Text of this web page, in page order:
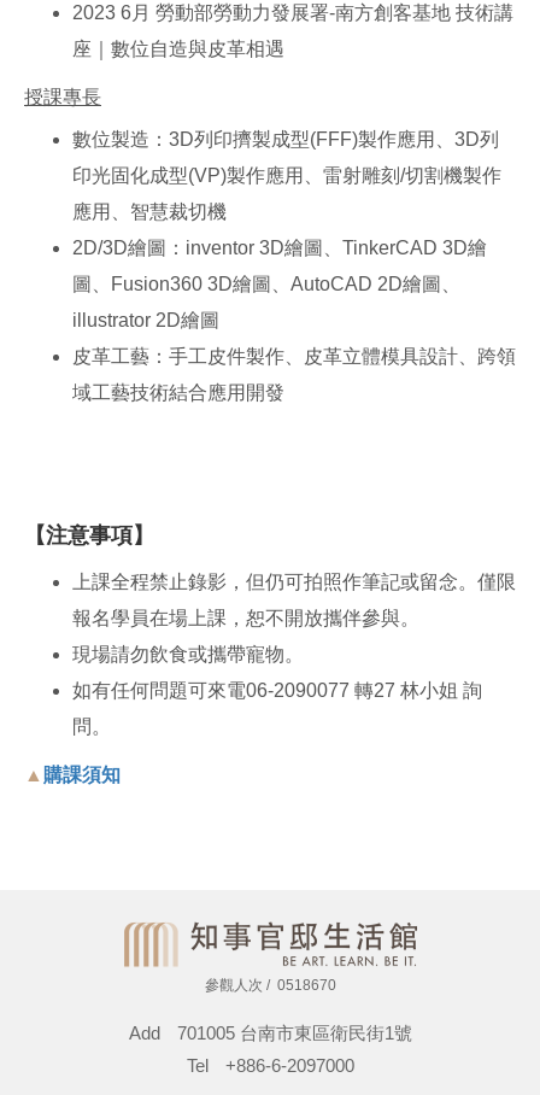
2023 6月 勞動部勞動力發展署-南方創客基地 技術講
座｜數位自造與皮革相遇
授課專長
數位製造：3D列印擠製成型(FFF)製作應用、3D列
印光固化成型(VP)製作應用、雷射雕刻/切割機製作
應用、智慧裁切機
2D/3D繪圖：inventor 3D繪圖、TinkerCAD 3D繪
圖、Fusion360 3D繪圖、AutoCAD 2D繪圖、
illustrator 2D繪圖
皮革工藝：手工皮件製作、皮革立體模具設計、跨領
域工藝技術結合應用開發
【注意事項】
上課全程禁止錄影，但仍可拍照作筆記或留念。僅限
報名學員在場上課，恕不開放攜伴參與。
現場請勿飲食或攜帶寵物。
如有任何問題可來電06-2090077 轉27 林小姐 詢
問。
▲ 購課須知
參觀人次 0518670
Add
701005 台南市東區衛民街1號
Tel
+886-6-2097000